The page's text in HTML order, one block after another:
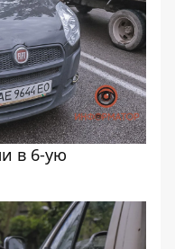
в 6-ую